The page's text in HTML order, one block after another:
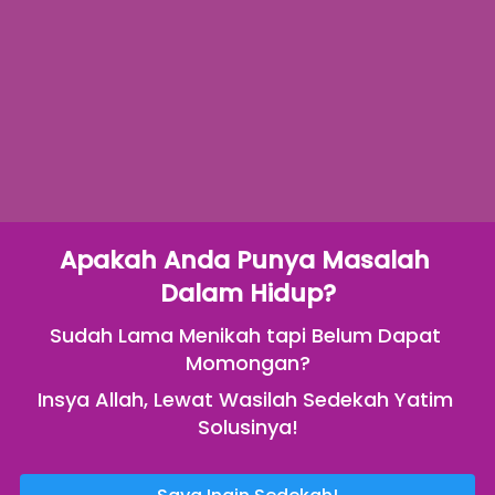
Apakah Anda Punya Masalah
Dalam Hidup?
Sudah Lama Menikah tapi Belum Dapat
Momongan?
Insya Allah, Lewat Wasilah Sedekah Yatim
Solusinya!